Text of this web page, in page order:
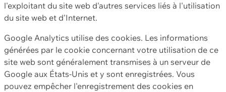
l'exploitant du site web d'autres services liés à l'utilisation
du site web et d'Internet.
Google Analytics utilise des cookies. Les informations
générées par le cookie concernant votre utilisation de ce
site web sont généralement transmises à un serveur de
Google aux États-Unis et y sont enregistrées. Vous
pouvez empêcher l'enregistrement des cookies en